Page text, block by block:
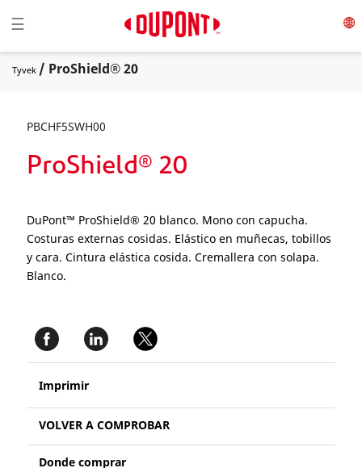
Toggle navigation
☰
Tyvek / ProShield® 20
PBCHF5SWH00
ProShield® 20
DuPont™ ProShield® 20 blanco. Mono con capucha.
Costuras externas cosidas. Elástico en muñecas, tobillos
y cara. Cintura elástica cosida. Cremallera con solapa.
Blanco.
Imprimir
VOLVER A COMPROBAR
Donde comprar